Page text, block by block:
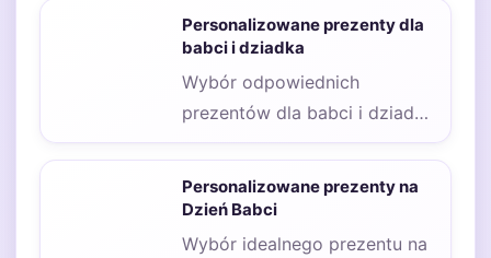
wyzwaniem, ale jednocześnie
to…
Personalizowane prezenty dla
babci i dziadka
Wybór odpowiednich
prezentów dla babci i dziadka
może być wyzwaniem,
szczególnie gdy chcemy, aby
były…
Personalizowane prezenty na
Dzień Babci
Wybór idealnego prezentu na